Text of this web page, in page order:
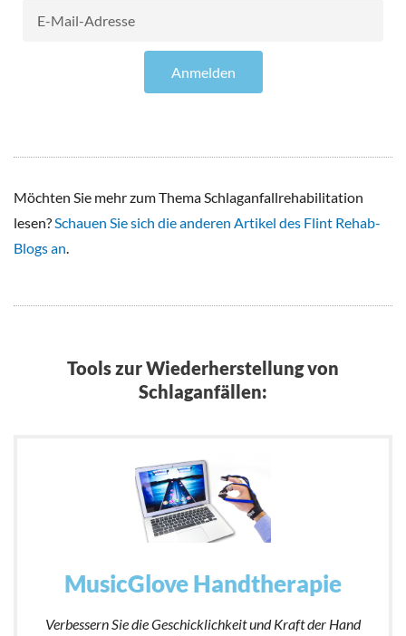
Anmelden
Möchten Sie mehr zum Thema Schlaganfallrehabilitation
lesen?Schauen Sie sich die anderen Artikel des Flint Rehab-
Blogs an.
Tools zur Wiederherstellung von
Schlaganfällen:
MusicGlove Handtherapie
Verbessern Sie die Geschicklichkeit und Kraft der Hand